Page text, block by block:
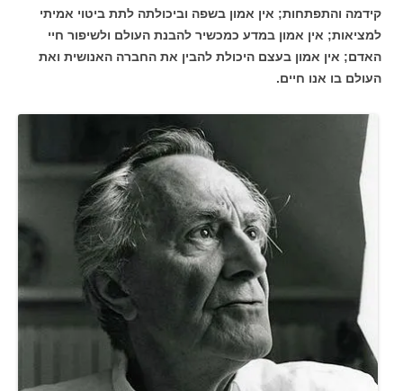
קידמה והתפתחות; אין אמון בשפה וביכולתה לתת ביטוי אמיתי
למציאות; אין אמון במדע כמכשיר להבנת העולם ולשיפור חיי
האדם; אין אמון בעצם היכולת להבין את החברה האנושית ואת
העולם בו אנו חיים.